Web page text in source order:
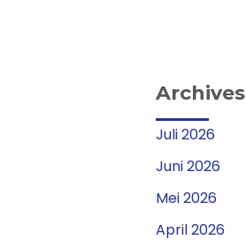
Archives
Juli 2026
Juni 2026
Mei 2026
April 2026